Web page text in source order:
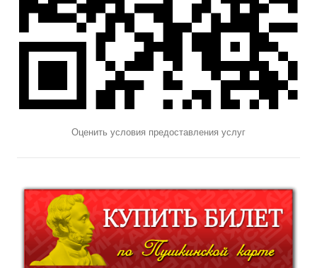
Оценить условия предоставления услуг